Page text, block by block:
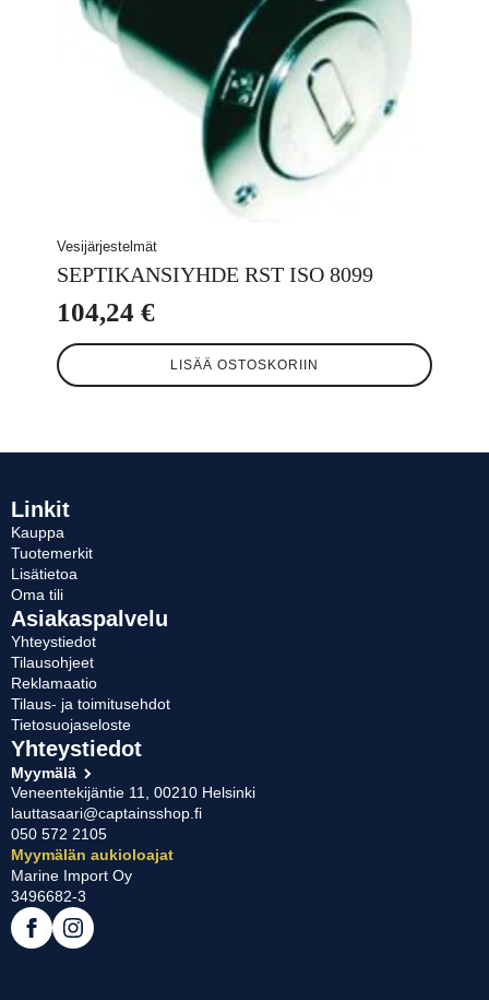
Vesijärjestelmät
SEPTIKANSIYHDE RST ISO 8099
104,24 €
LISÄÄ OSTOSKORIIN
Linkit
Kauppa
Tuotemerkit
Lisätietoa
Oma tili
Asiakaspalvelu
Yhteystiedot
Tilausohjeet
Reklamaatio
Tilaus- ja toimitusehdot
Tietosuojaseloste
Yhteystiedot
Myymälä
Veneentekijäntie 11, 00210 Helsinki
lauttasaari@captainsshop.fi
050 572 2105
Myymälän aukioloajat
Marine Import Oy
3496682-3